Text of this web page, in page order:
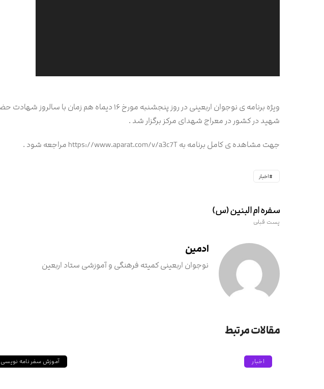
شهید در کشور در معراج شهدای مرکز برگزار شد .
جهت مشاهده ی کامل برنامه به https://www.aparat.com/v/a3c7T مراجعه شود .
اخبار
سفره ام البنین (س)
پست قبلی
ادمین
نوجوان اربعینی کمیته فرهنگی و آموزشی ستاد اربعین
مقالات مرتبط
آموزش سفر نامه نویسی اخبار